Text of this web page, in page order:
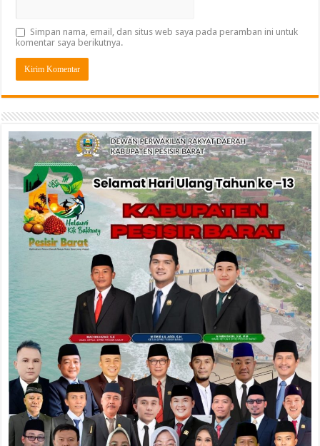
Simpan nama, email, dan situs web saya pada peramban ini untuk
komentar saya berikutnya.